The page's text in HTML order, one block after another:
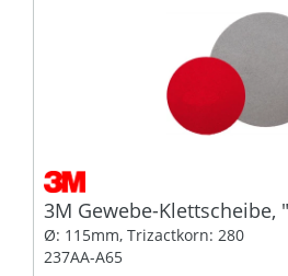
3M Gewebe-Klettscheibe,
Ø: 115mm, Trizactkorn: 280
237AA-A65